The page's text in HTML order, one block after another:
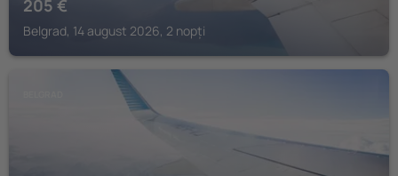
205 €
Belgrad, 14 august 2026, 2 nopți